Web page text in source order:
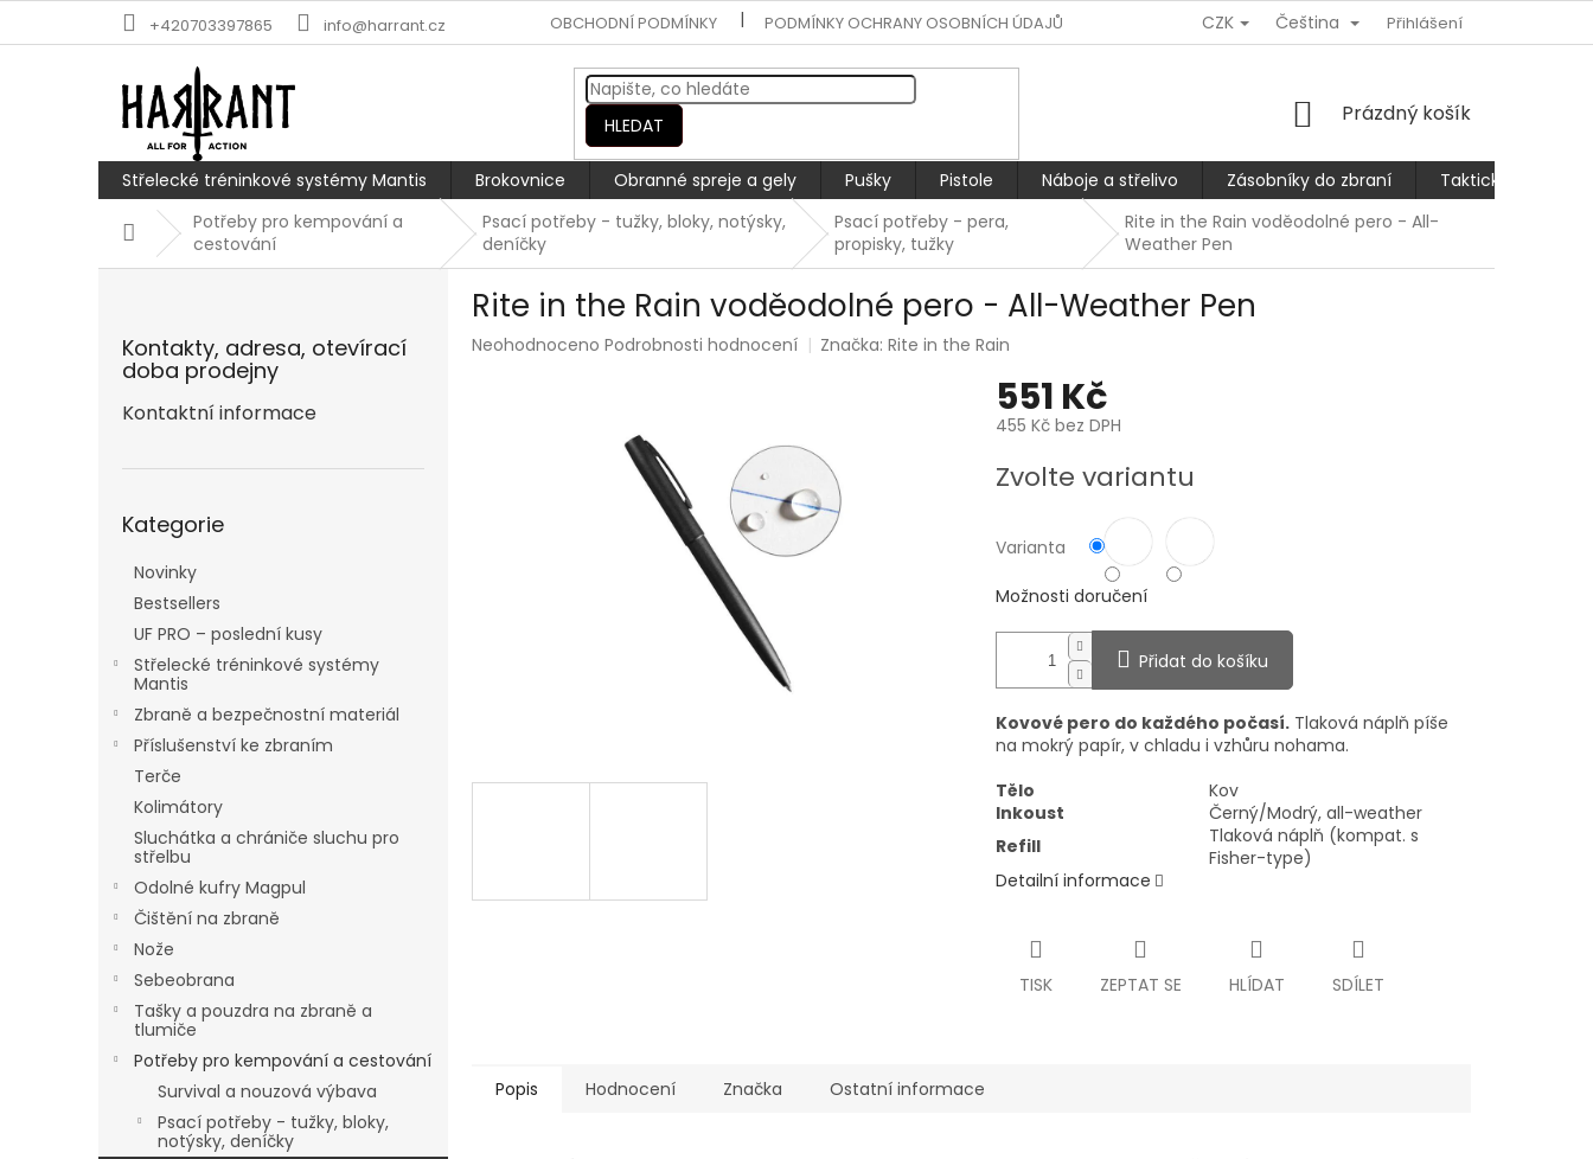
+420703397865 info@harrant.cz OBCHODNÍ PODMÍNKY PODMÍNKY OCHRANY OSOBNÍCH ÚDAJŮ REKLAMACE NEBO VRÁCENÍ/VÝMĚNA ZBOŽÍ
CZK Čeština Přihlášení
HLEDAT
NÁKUPNÍ
Prázdný košík
Střelecké tréninkové systémy Mantis Brokovnice Obranné spreje a gely Pušky Pistole Náboje a střelivo Zásobníky do zbraní Taktické kalhoty
DomůPotřeby pro kempování a
cestování
Psací potřeby - tužky, bloky, notýsky,
deníčky
Psací potřeby - pera,
propisky, tužky
Rite in the Rain voděodolné pero - All-
Weather Pen
Kontakty, adresa, otevírací
doba prodejny
Kontaktní informace
kategorie
Kategorie
Novinky
Bestsellers
UF PRO – poslední kusy
Střelecké tréninkové systémy
Mantis
Zbraně a bezpečnostní materiál
Příslušenství ke zbraním
Terče
Kolimátory
Sluchátka a chrániče sluchu pro
střelbu
Odolné kufry Magpul
Čištění na zbraně
Nože
Sebeobrana
Tašky a pouzdra na zbraně a
tlumiče
Potřeby pro kempování a cestování
Survival a nouzová výbava
Psací potřeby - tužky, bloky,
notýsky, deníčky
Rite in the Rain voděodolné pero - All-Weather Pen
Průměrné
Neohodnoceno Podrobnosti hodnocení Značka:Rite in the Rain
551 Kč
455 Kč bez DPH
cena:
Zvolte variantu
Varianta
Možnosti doručení
Přidat do košíku
Kovové pero do každého počasí.Tlaková náplň píše
na mokrý papír, v chladu i vzhůru nohama.
Tělo
Kov
Inkoust
Černý/Modrý, all-weather
Refill
Tlaková náplň (kompat. s
Fisher-type)
Detailní informace
TISK ZEPTAT SE HLÍDAT SDÍLET
Popis Hodnocení Značka Ostatní informace